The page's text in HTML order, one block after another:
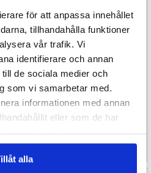
för att anpassa innehållet
tillhandahålla funktioner
vår trafik. Vi
identifierare och annan
de sociala medier och
som vi samarbetar med.
informationen med annan
eller som de har
alla
och temafester
look
och ungdomar
ta din Halloweenutklädnad till nästa
i omgivningen! 🎃👻